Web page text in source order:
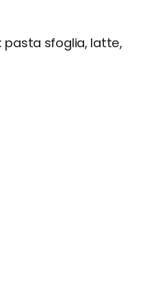
pasta sfoglia, latte,